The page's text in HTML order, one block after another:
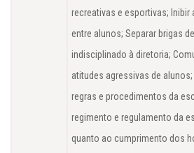
recreativas e esportivas;
entre alunos; Separar brigas
indisciplinado à diretoria;
atitudes agressivas de
regras e procedimentos da
regimento e regulamento da
quanto ao cumprimento dos